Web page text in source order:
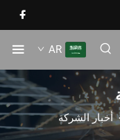
AR
الشركة